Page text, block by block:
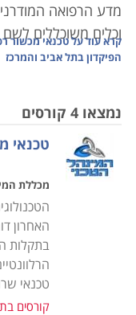
מדע הרפואה המודרני
וכלים משוכללים לשם
פעם היו מבוצעות
רפואי הוא יקר ערך
לעתים למיליונים,
המערכות המורכבות
MRI
מתומחרת בכמה
ברשותם מכשיר זה
גם 24 שעות
של הציוד. השבתת
קרא עוד עלטכנאי מכשור
הפיקדון בתל אביב והמרכז
נמצאו 4 קורסים
טכנאי
מכללת
האחרון
בתקלות
טכנאי
קורסים